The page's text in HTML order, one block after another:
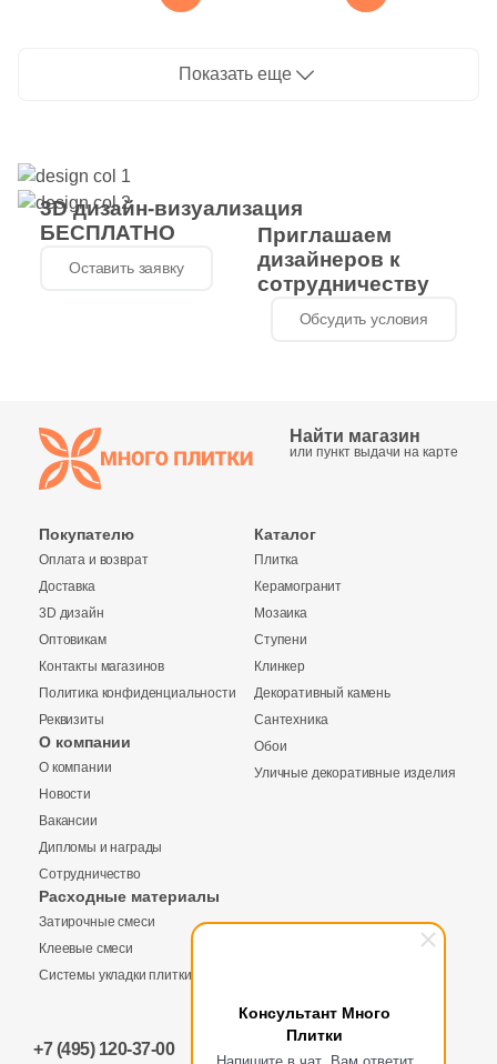
Консультант Много
Плитки
1.5x56 (1)
1x20 (1)
2x15 (3)
2x75 ( )
2x20 (4)
2x30 (1)
2x2 (4)
2.5x2.5 (1)
3.7x31 (8)
4x9 (2)
4x20 (1)
4x12.5 (8)
5.2х18.6 (18)
Показать еще
3D дизайн-визуализация
БЕСПЛАТНО
Оставить заявку
Приглашаем
дизайнеров к
сотрудничеству
Обсудить условия
Купить в 1 клик
Количество
Заявка на бесплатный 3D дизайн
Обратная связь
Ваше имя
Найти магазин
или пункт выдачи на карте
Покупателю
Оплата и возврат
Доставка
3D дизайн
Оптовикам
Контакты магазинов
Политика конфиденциальности
Реквизиты
О компании
О компании
Новости
Вакансии
Дипломы и награды
Сотрудничество
Расходные материалы
Затирочные смеси
Клеевые смеси
Системы укладки плитки
Каталог
Плитка
Керамогранит
Мозаика
Ступени
Клинкер
Декоративный камень
Сантехника
Обои
Уличные декоративные изделия
+7 (495) 120-37-00